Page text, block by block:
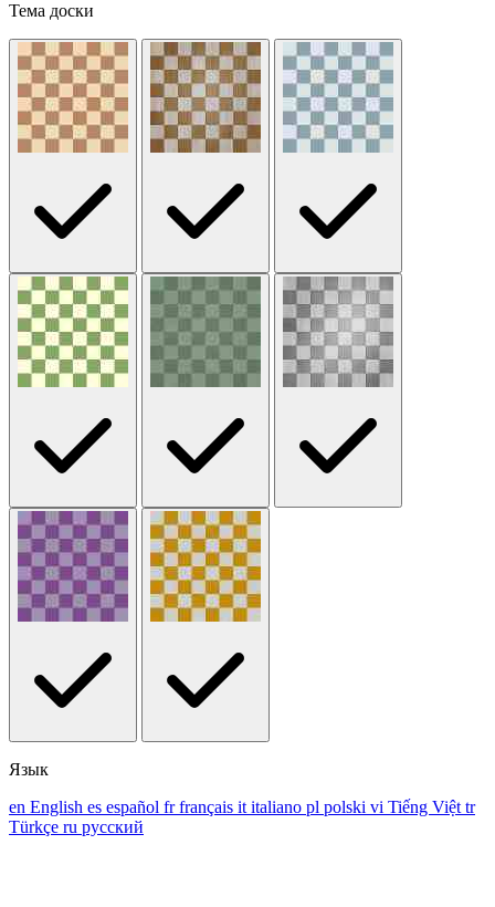
Тема доски
Язык
en English es español fr français it italiano pl polski vi Tiếng Việt tr
Türkçe ru русский